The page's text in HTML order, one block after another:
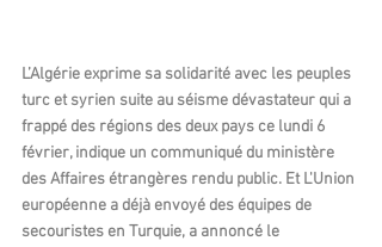
L’Algérie exprime sa solidarité avec les peuples
turc et syrien suite au séisme dévastateur qui a
frappé des régions des deux pays ce lundi 6
février, indique un communiqué du ministère
des Affaires étrangères rendu public. Et L'Union
européenne a déjà envoyé des équipes de
secouristes en Turquie, a annoncé le